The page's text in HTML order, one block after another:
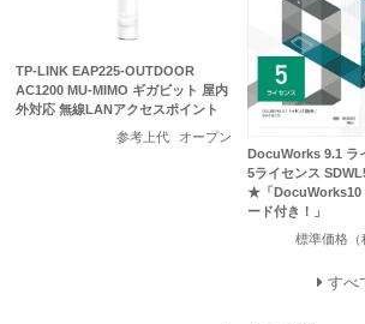
TP-LINK EAP225-OUTDOOR
AC1200 MU-MIMO ギガビット 屋内
外対応 無線LANアクセスポイント
参考上代
オープン
DocuWorks 9.1 ラ
5ライセンス
★「DocuWorks10
ード付き！」
標準価格（
すべ